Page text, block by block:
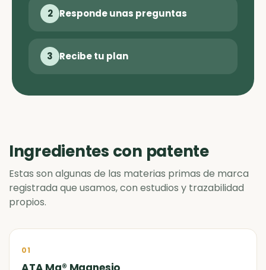
2 Responde unas preguntas
3 Recibe tu plan
Ingredientes con patente
Estas son algunas de las materias primas de marca
registrada que usamos, con estudios y trazabilidad
propios.
01